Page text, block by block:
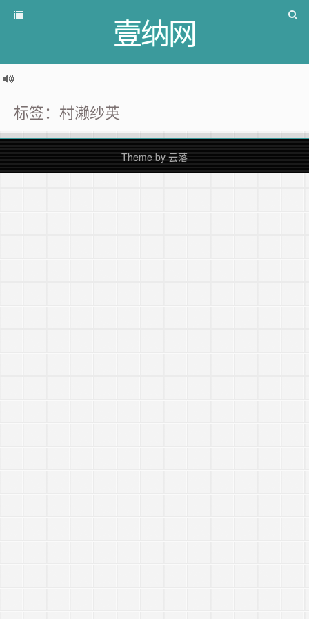
壹纳网
标签：村濑纱英
Theme by 云落